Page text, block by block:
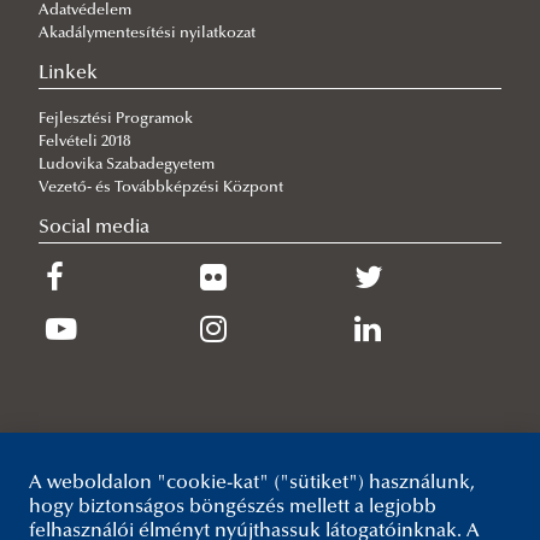
2026/06/29
munkáját
2026/06/29
Látogatás a védelmi és biztonsági ipari világkiállításon
2026/06/25
2026/06/23
Tisztjelöltek befogadása
Adatvédelem
Akadálymentesítési nyilatkozat
Linkek
Fejlesztési Programok
Felvételi 2018
Ludovika Szabadegyetem
Vezető- és Továbbképzési Központ
Social media
A weboldalon "cookie-kat" ("sütiket") használunk,
hogy biztonságos böngészés mellett a legjobb
felhasználói élményt nyújthassuk látogatóinknak. A